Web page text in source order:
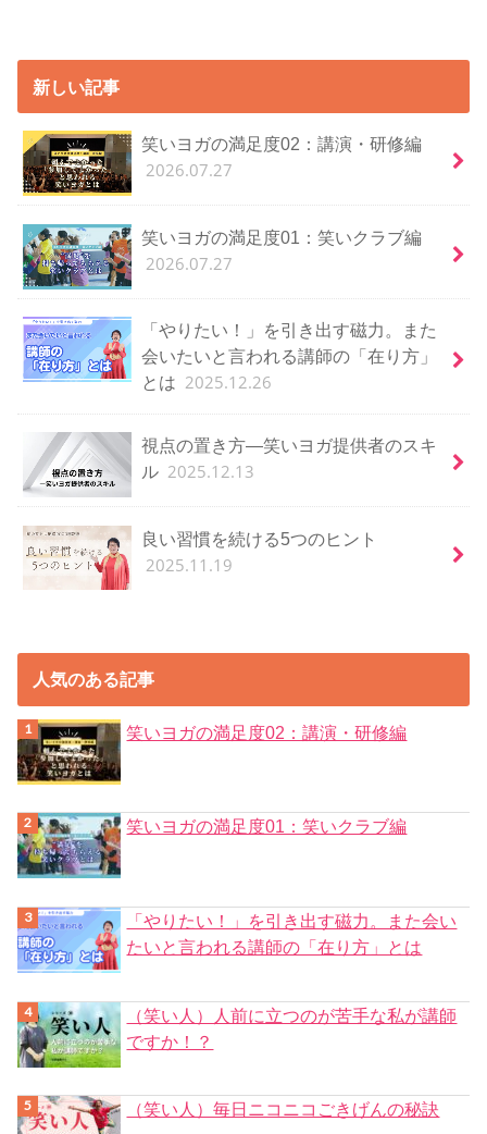
新しい記事
笑いヨガの満足度02：講演・研修編
2026.07.27
笑いヨガの満足度01：笑いクラブ編
2026.07.27
「やりたい！」を引き出す磁力。また
会いたいと言われる講師の「在り方」
とは 2025.12.26
視点の置き方―笑いヨガ提供者のスキ
ル 2025.12.13
良い習慣を続ける5つのヒント
2025.11.19
人気のある記事
笑いヨガの満足度02：講演・研修編
笑いヨガの満足度01：笑いクラブ編
「やりたい！」を引き出す磁力。また会い
たいと言われる講師の「在り方」とは
（笑い人）人前に立つのが苦手な私が講師
ですか！？
（笑い人）毎日ニコニコごきげんの秘訣